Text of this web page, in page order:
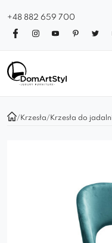
+48 882 659 700
/ Krzesła/ Krzesła do jadalni